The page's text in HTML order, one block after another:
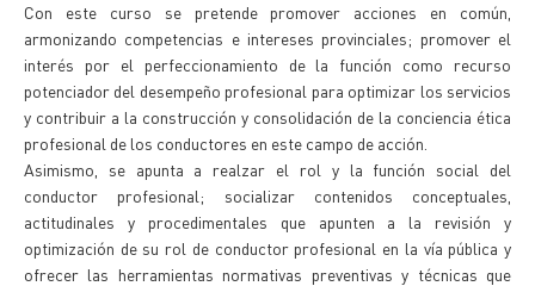
Con este curso se pretende promover acciones en común,
armonizando competencias e intereses provinciales; promover el
interés por el perfeccionamiento de la función como recurso
potenciador del desempeño profesional para optimizar los servicios
y contribuir a la construcción y consolidación de la conciencia ética
profesional de los conductores en este campo de acción.
Asimismo, se apunta a realzar el rol y la función social del
conductor profesional; socializar contenidos conceptuales,
actitudinales y procedimentales que apunten a la revisión y
optimización de su rol de conductor profesional en la vía pública y
ofrecer las herramientas normativas preventivas y técnicas que